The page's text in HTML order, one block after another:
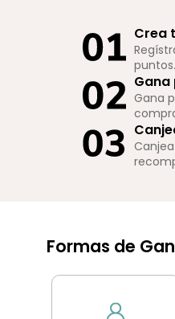
Crea
puntos.
Gana
Formas de